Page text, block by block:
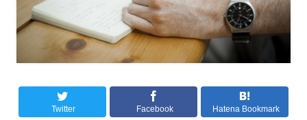
Twitter Facebook Hatena Bookmark